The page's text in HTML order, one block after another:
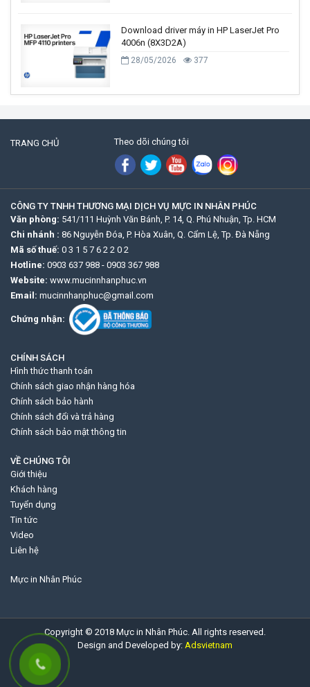
Download driver máy in HP LaserJet Pro
4006n (8X3D2A)
28/05/2026 377
TRANG CHỦ Theo dõi chúng tôi
CÔNG TY TNHH THƯƠNG MẠI DỊCH VỤ MỰC IN NHÂN PHÚC
Văn phòng: 541/111 Huỳnh Văn Bánh, P. 14, Q. Phú Nhuận, Tp. HCM
Chi nhánh : 86 Nguyễn Đóa, P. Hòa Xuân, Q. Cẩm Lệ, Tp. Đà Nẵng
Mã số thuế: 0 3 1 5 7 6 2 2 0 2
Hotline: 0903 637 988 - 0903 367 988
Website: www.mucinnhanphuc.vn
Email: mucinnhanphuc@gmail.com
Chứng nhận:
CHÍNH SÁCH
Hình thức thanh toán
Chính sách giao nhận hàng hóa
Chính sách bảo hành
Chính sách đổi và trả hàng
Chính sách bảo mật thông tin
VỀ CHÚNG TÔI
Giới thiệu
Khách hàng
Tuyển dụng
Tin tức
Video
Liên hệ
Mực in Nhân Phúc
Copyright © 2018 Mực in Nhân Phúc. All rights reserved.
Design and Developed by: Adsvietnam